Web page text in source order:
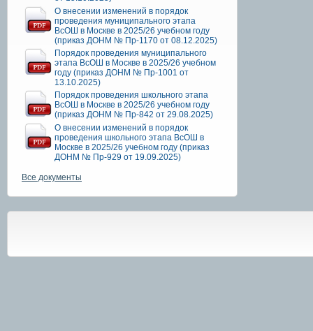
О внесении изменений в порядок
проведения муниципального этапа
ВсОШ в Москве в 2025/26 учебном году
(приказ ДОНМ № Пр-1170 от 08.12.2025)
Порядок проведения муниципального
этапа ВсОШ в Москве в 2025/26 учебном
году (приказ ДОНМ № Пр-1001 от
13.10.2025)
Порядок проведения школьного этапа
ВсОШ в Москве в 2025/26 учебном году
(приказ ДОНМ № Пр-842 от 29.08.2025)
О внесении изменений в порядок
проведения школьного этапа ВсОШ в
Москве в 2025/26 учебном году (приказ
ДОНМ № Пр-929 от 19.09.2025)
Все документы